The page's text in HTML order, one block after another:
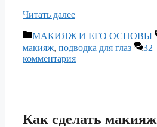
Читать далее
Рубрики
МАКИЯЖ И ЕГО ОСНОВЫ
макияж, подводка для глаз
32
комментария
Как сделать макияж